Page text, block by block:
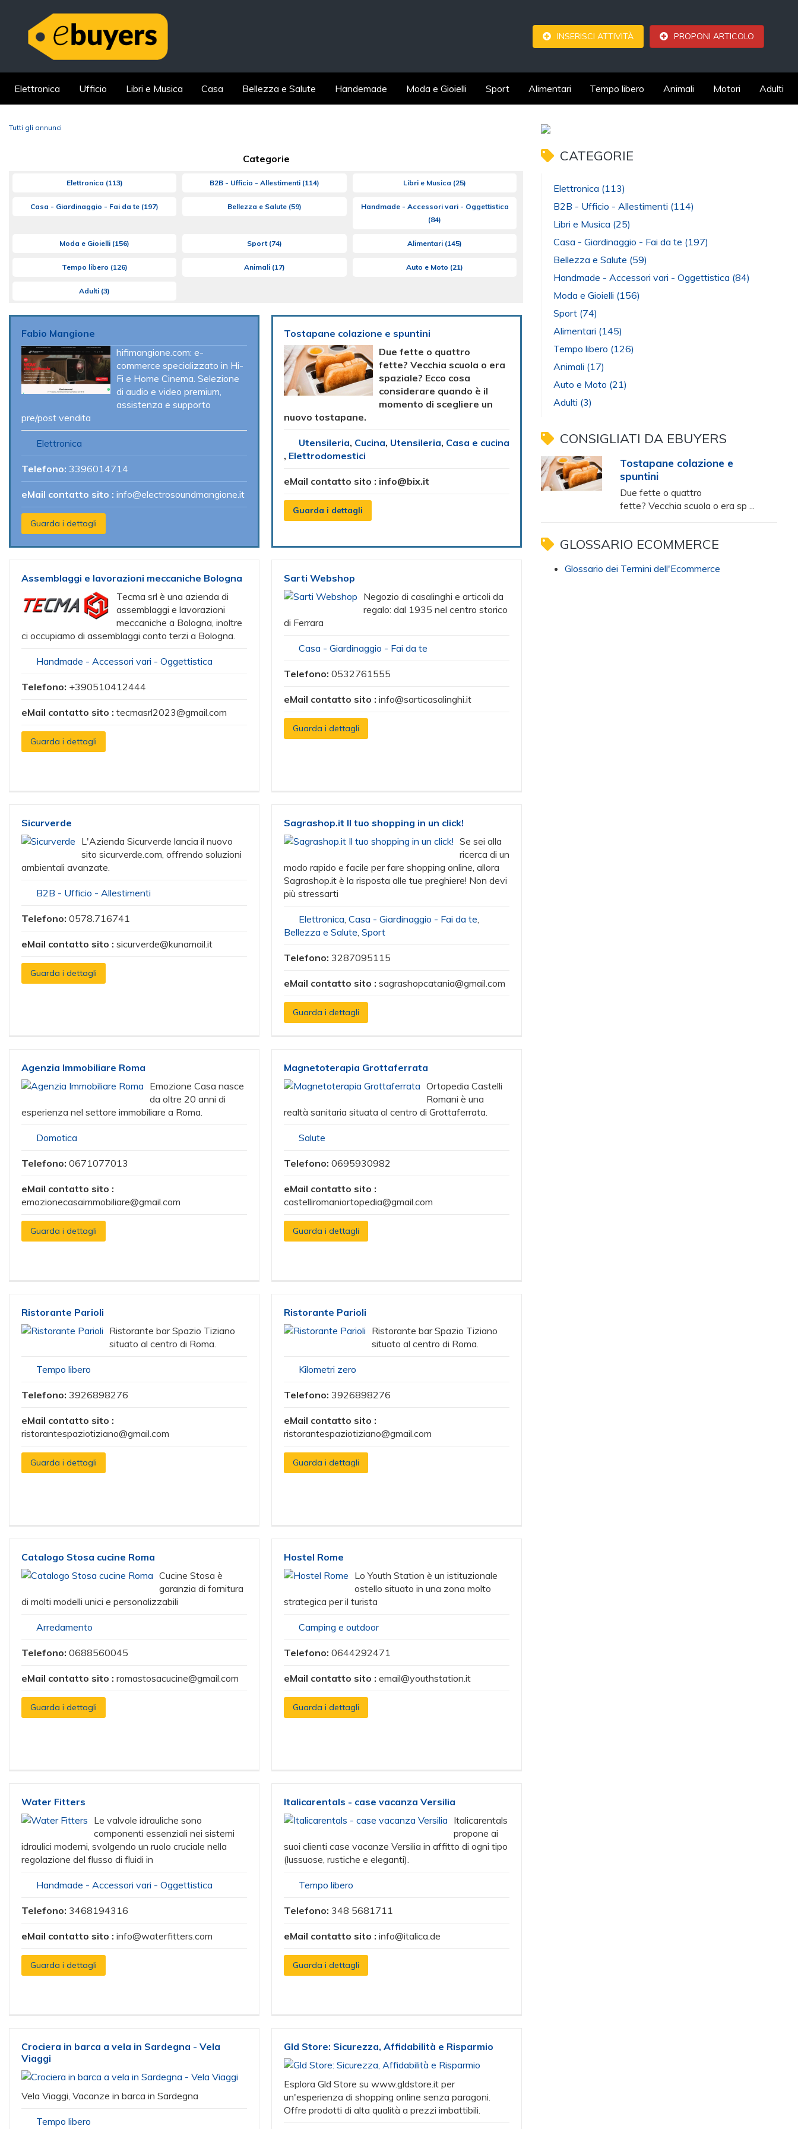
INSERISCI ATTIVITÀ PROPONI ARTICOLO
Elettronica Ufficio Libri e Musica Casa Bellezza e Salute Handemade Moda e Gioielli Sport Alimentari Tempo libero Animali Motori Adulti
Tutti gli annunci
Categorie
Elettronica (113) B2B - Ufficio - Allestimenti (114) Libri e Musica (25)
Casa - Giardinaggio - Fai da te (197) Bellezza e Salute (59)
Handmade - Accessori vari - Oggettistica
(84)
Moda e Gioielli (156) Sport (74) Alimentari (145)
Tempo libero (126) Animali (17) Auto e Moto (21)
Adulti (3)
Fabio Mangione
hifimangione.com: e-
commerce specializzato in Hi-
Fi e Home Cinema. Selezione
di audio e video premium,
assistenza e supporto
pre/post vendita
Elettronica
Telefono: 3396014714
eMail contatto sito : info@electrosoundmangione.it
Guarda i dettagli
Tostapane colazione e spuntini
Due fette o quattro
fette? Vecchia scuola o era
spaziale? Ecco cosa
considerare quando è il
momento di scegliere un
nuovo tostapane.
Utensileria, Cucina, Utensileria, Casa e cucina
, Elettrodomestici
eMail contatto sito : info@bix.it
Guarda i dettagli
Assemblaggi e lavorazioni meccaniche Bologna
Tecma srl è una azienda di
assemblaggi e lavorazioni
meccaniche a Bologna, inoltre
ci occupiamo di assemblaggi conto terzi a Bologna.
Handmade - Accessori vari - Oggettistica
Telefono: +390510412444
eMail contatto sito : tecmasrl2023@gmail.com
Guarda i dettagli
Sarti Webshop
Negozio di casalinghi e articoli da
regalo: dal 1935 nel centro storico
di Ferrara
Casa - Giardinaggio - Fai da te
Telefono:0532761555
eMail contatto sito :info@sarticasalinghi.it
Guarda i dettagli
Sicurverde
L'Azienda Sicurverde lancia il nuovo
sito sicurverde.com, offrendo soluzioni
ambientali avanzate.
B2B - Ufficio - Allestimenti
Telefono: 0578.716741
eMail contatto sito : sicurverde@kunamail.it
Guarda i dettagli
Sagrashop.it Il tuo shopping in un click!
Se sei alla
ricerca di un
modo rapido e facile per fare shopping online, allora
Sagrashop.it è la risposta alle tue preghiere! Non devi
più stressarti
Elettronica,Casa - Giardinaggio - Fai da te,
Bellezza e Salute,Sport
Telefono: 3287095115
eMail contatto sito :sagrashopcatania@gmail.com
Guarda i dettagli
Agenzia Immobiliare Roma
Emozione Casa nasce
da oltre 20 anni di
esperienza nel settore immobiliare a Roma.
Domotica
Telefono: 0671077013
eMail contatto sito :
emozionecasaimmobiliare@gmail.com
Guarda i dettagli
Magnetoterapia Grottaferrata
Ortopedia Castelli
Romani è una
realtà sanitaria situata al centro di Grottaferrata.
Salute
Telefono:0695930982
eMail contatto sito :
castelliromaniortopedia@gmail.com
Guarda i dettagli
Ristorante Parioli
Ristorante bar Spazio Tiziano
situato al centro di Roma.
Tempo libero
Telefono: 3926898276
eMail contatto sito :
ristorantespaziotiziano@gmail.com
Guarda i dettagli
Ristorante Parioli
Ristorante bar Spazio Tiziano
situato al centro di Roma.
Kilometri zero
Telefono: 3926898276
eMail contatto sito :
ristorantespaziotiziano@gmail.com
Guarda i dettagli
Catalogo Stosa cucine Roma
Cucine Stosa è
garanzia di fornitura
di molti modelli unici e personalizzabili
Arredamento
Telefono: 0688560045
eMail contatto sito : romastosacucine@gmail.com
Guarda i dettagli
Hostel Rome
Lo Youth Station è un istituzionale
ostello situato in una zona molto
strategica per il turista
Camping e outdoor
Telefono:0644292471
eMail contatto sito :email@youthstation.it
Guarda i dettagli
Water Fitters
Le valvole idrauliche sono
componenti essenziali nei sistemi
idraulici moderni, svolgendo un ruolo cruciale nella
regolazione del flusso di fluidi in
Handmade - Accessori vari - Oggettistica
Telefono: 3468194316
eMail contatto sito : info@waterfitters.com
Guarda i dettagli
Italicarentals - case vacanza Versilia
Italicarentals
propone ai
suoi clienti case vacanze Versilia in affitto di ogni tipo
(lussuose, rustiche e eleganti).
Tempo libero
Telefono: 348 5681711
eMail contatto sito :info@italica.de
Guarda i dettagli
Crociera in barca a vela in Sardegna - Vela
Viaggi
Vela Viaggi, Vacanze in barca in Sardegna
Tempo libero
Gld Store: Sicurezza, Affidabilità e Risparmio
Esplora Gld Store su www.gldstore.it per
un'esperienza di shopping online senza paragoni.
Offre prodotti di alta qualità a prezzi imbattibili.
CATEGORIE
Elettronica (113)
B2B - Ufficio - Allestimenti (114)
Libri e Musica (25)
Casa - Giardinaggio - Fai da te (197)
Bellezza e Salute (59)
Handmade - Accessori vari - Oggettistica (84)
Moda e Gioielli (156)
Sport (74)
Alimentari (145)
Tempo libero (126)
Animali (17)
Auto e Moto (21)
Adulti (3)
CONSIGLIATI DA EBUYERS
Tostapane colazione e
spuntini
Due fette o quattro
fette? Vecchia scuola o era sp ...
GLOSSARIO ECOMMERCE
Glossario dei Termini dell'Ecommerce